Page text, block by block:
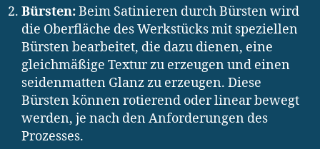
Bürsten:Beim Satinieren durch Bürsten wird
die Oberfläche des Werkstücks mit speziellen
Bürsten bearbeitet, die dazu dienen, eine
gleichmäßige Textur zu erzeugen und einen
seidenmatten Glanz zu erzeugen. Diese
Bürsten können rotierend oder linear bewegt
werden, je nach den Anforderungen des
Prozesses.